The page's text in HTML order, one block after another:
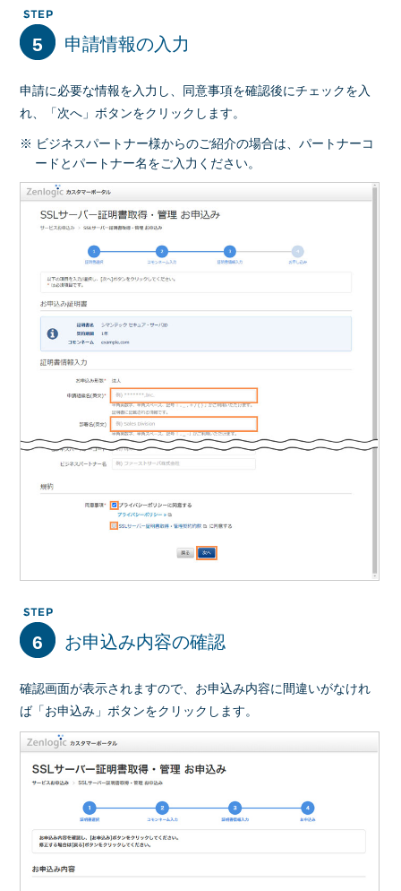
5 申請情報の入力
申請に必要な情報を入力し、同意事項を確認後にチェックを入
れ、「次へ」ボタンをクリックします。
※ ビジネスパートナー様からのご紹介の場合は、パートナーコ
ードとパートナー名をご入力ください。
6 お申込み内容の確認
確認画面が表示されますので、お申込み内容に間違いがなけれ
ば「お申込み」ボタンをクリックします。